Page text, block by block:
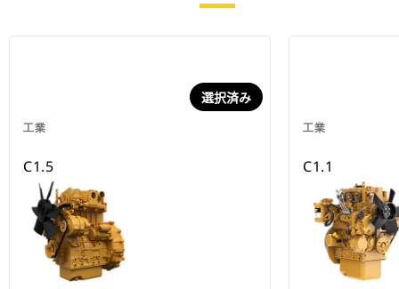
工業
選択済み
C1.5
工業
C1.1